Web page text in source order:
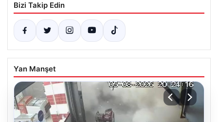
Bizi Takip Edin
Yan Manşet